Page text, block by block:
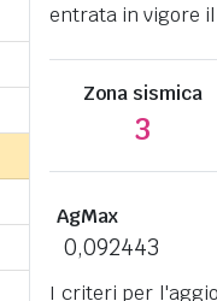
entrata in vigore
Zona sismica
3
AgMax
0,092443
I criteri per